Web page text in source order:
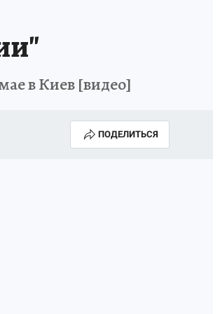
в Киев [видео]
ПОДЕЛИТЬСЯ